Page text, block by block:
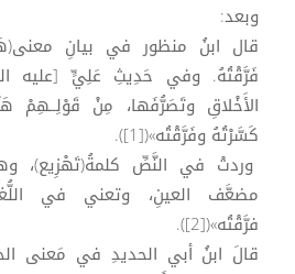
وبعد:
قال ابنُ منظور في بيانِ
فَرَّقْتُهُ. وفي حَدِيثِ عَلِيٍّ [عليه
الأَخْلاقِ وتَصَرُّفَها، مِنْ قَوْلِــهِمْ
كَسَّرْتُهُ وفَرَّقْتُه»([1]).
وردتْ في النَّصِّ كلمةُ(تَهْزِيع)،
مضعَّف العينِ، وتعني في
فرَّقْتُه»([2]).
قالَ ابنُ أبي الحديدِ في مَعنى